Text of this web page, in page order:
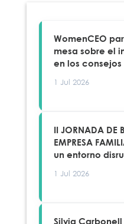
WomenCEO
mesa sobre el
en los
1 Jul 2026
II JORNADA DE
EMPRESA
un entorno
1 Jul 2026
Silvia